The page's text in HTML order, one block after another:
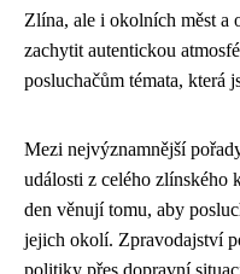
Zlína, ale i okolních měst a
zachytit autentickou
posluchačům témata, která
Mezi nejvýznamnější
události z celého zlínského
den věnují tomu, aby
jejich okolí. Zpravodajství
politiky přes dopravní